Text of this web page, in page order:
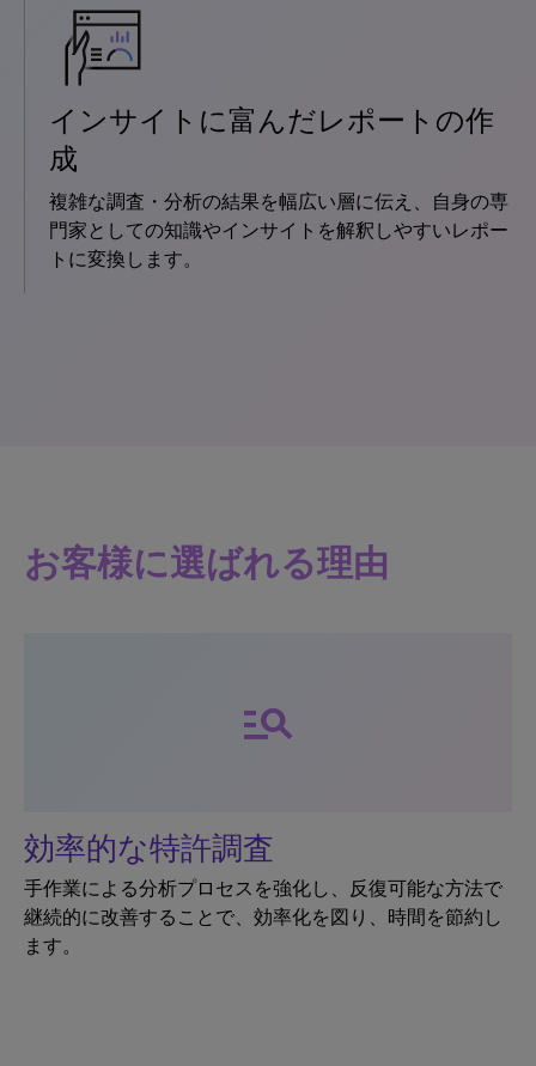
インサイトに富んだレポートの作
成
複雑な調査・分析の結果を幅広い層に伝え、自身の専
門家としての知識やインサイトを解釈しやすいレポー
トに変換します。
お客様に選ばれる理由
manage_search
効率的な特許調査
手作業による分析プロセスを強化し、反復可能な方法で
継続的に改善することで、効率化を図り、時間を節約し
ます。